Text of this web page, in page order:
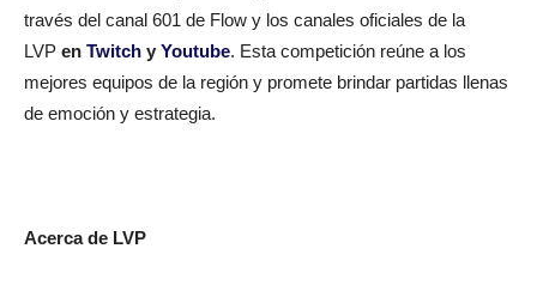
través del canal 601 de Flow y los canales oficiales de la
LVP en Twitch y Youtube. Esta competición reúne a los
mejores equipos de la región y promete brindar partidas llenas
de emoción y estrategia.
Acerca de LVP